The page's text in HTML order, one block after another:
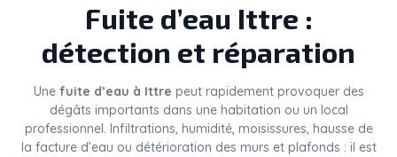
Fuite d’eau Ittre :
détection et réparation
Une fuite d’eau à Ittre peut rapidement provoquer des
dégâts importants dans une habitation ou un local
professionnel. Infiltrations, humidité, moisissures, hausse de
la facture d’eau ou détérioration des murs et plafonds : il est